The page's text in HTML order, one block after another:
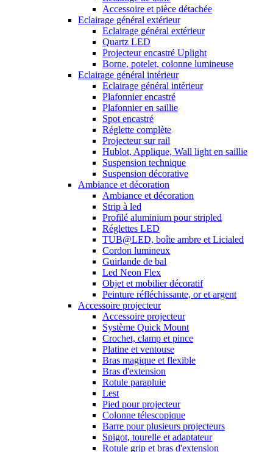
Accessoire et pièce détachée
Eclairage général extérieur
Eclairage général extérieur
Quartz LED
Projecteur encastré Uplight
Borne, potelet, colonne lumineuse
Eclairage général intérieur
Eclairage général intérieur
Plafonnier encastré
Plafonnier en saillie
Spot encastré
Réglette complète
Projecteur sur rail
Hublot, Applique, Wall light en saillie
Suspension technique
Suspension décorative
Ambiance et décoration
Ambiance et décoration
Strip à led
Profilé aluminium pour stripled
Réglettes LED
TUB@LED, boîte ambre et Licialed
Cordon lumineux
Guirlande de bal
Led Neon Flex
Objet et mobilier décoratif
Peinture réfléchissante, or et argent
Accessoire projecteur
Accessoire projecteur
Système Quick Mount
Crochet, clamp et pince
Platine et ventouse
Bras magique et flexible
Bras d'extension
Rotule parapluie
Lest
Pied pour projecteur
Colonne télescopique
Barre pour plusieurs projecteurs
Spigot, tourelle et adaptateur
Rotule grip et bras d'extension